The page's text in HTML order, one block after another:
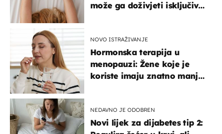
može ga doživjeti isključivo
NOVO ISTRAŽIVANJE
Hormonska terapija u
menopauzi: Žene koje je
koriste imaju znatno manji
NEDAVNO JE ODOBREN
Novi lijek za dijabetes tip 2: